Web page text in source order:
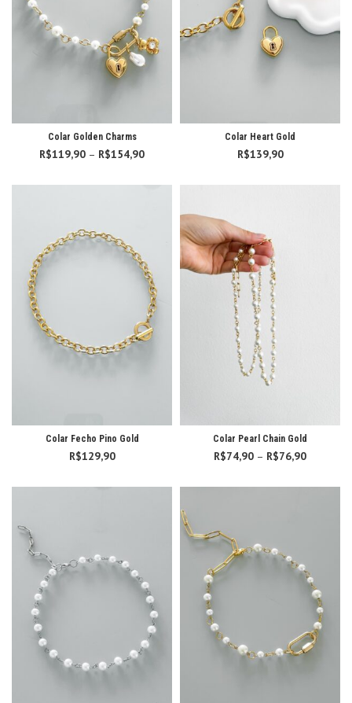
Colar Golden Charms
R$119,90 – R$154,90
R$119,90
R$154,90
Colar Heart Gold
R$139,90
Colar Fecho Pino Gold
R$129,90
Colar Pearl Chain Gold
R$74,90 – R$76,90
preço: